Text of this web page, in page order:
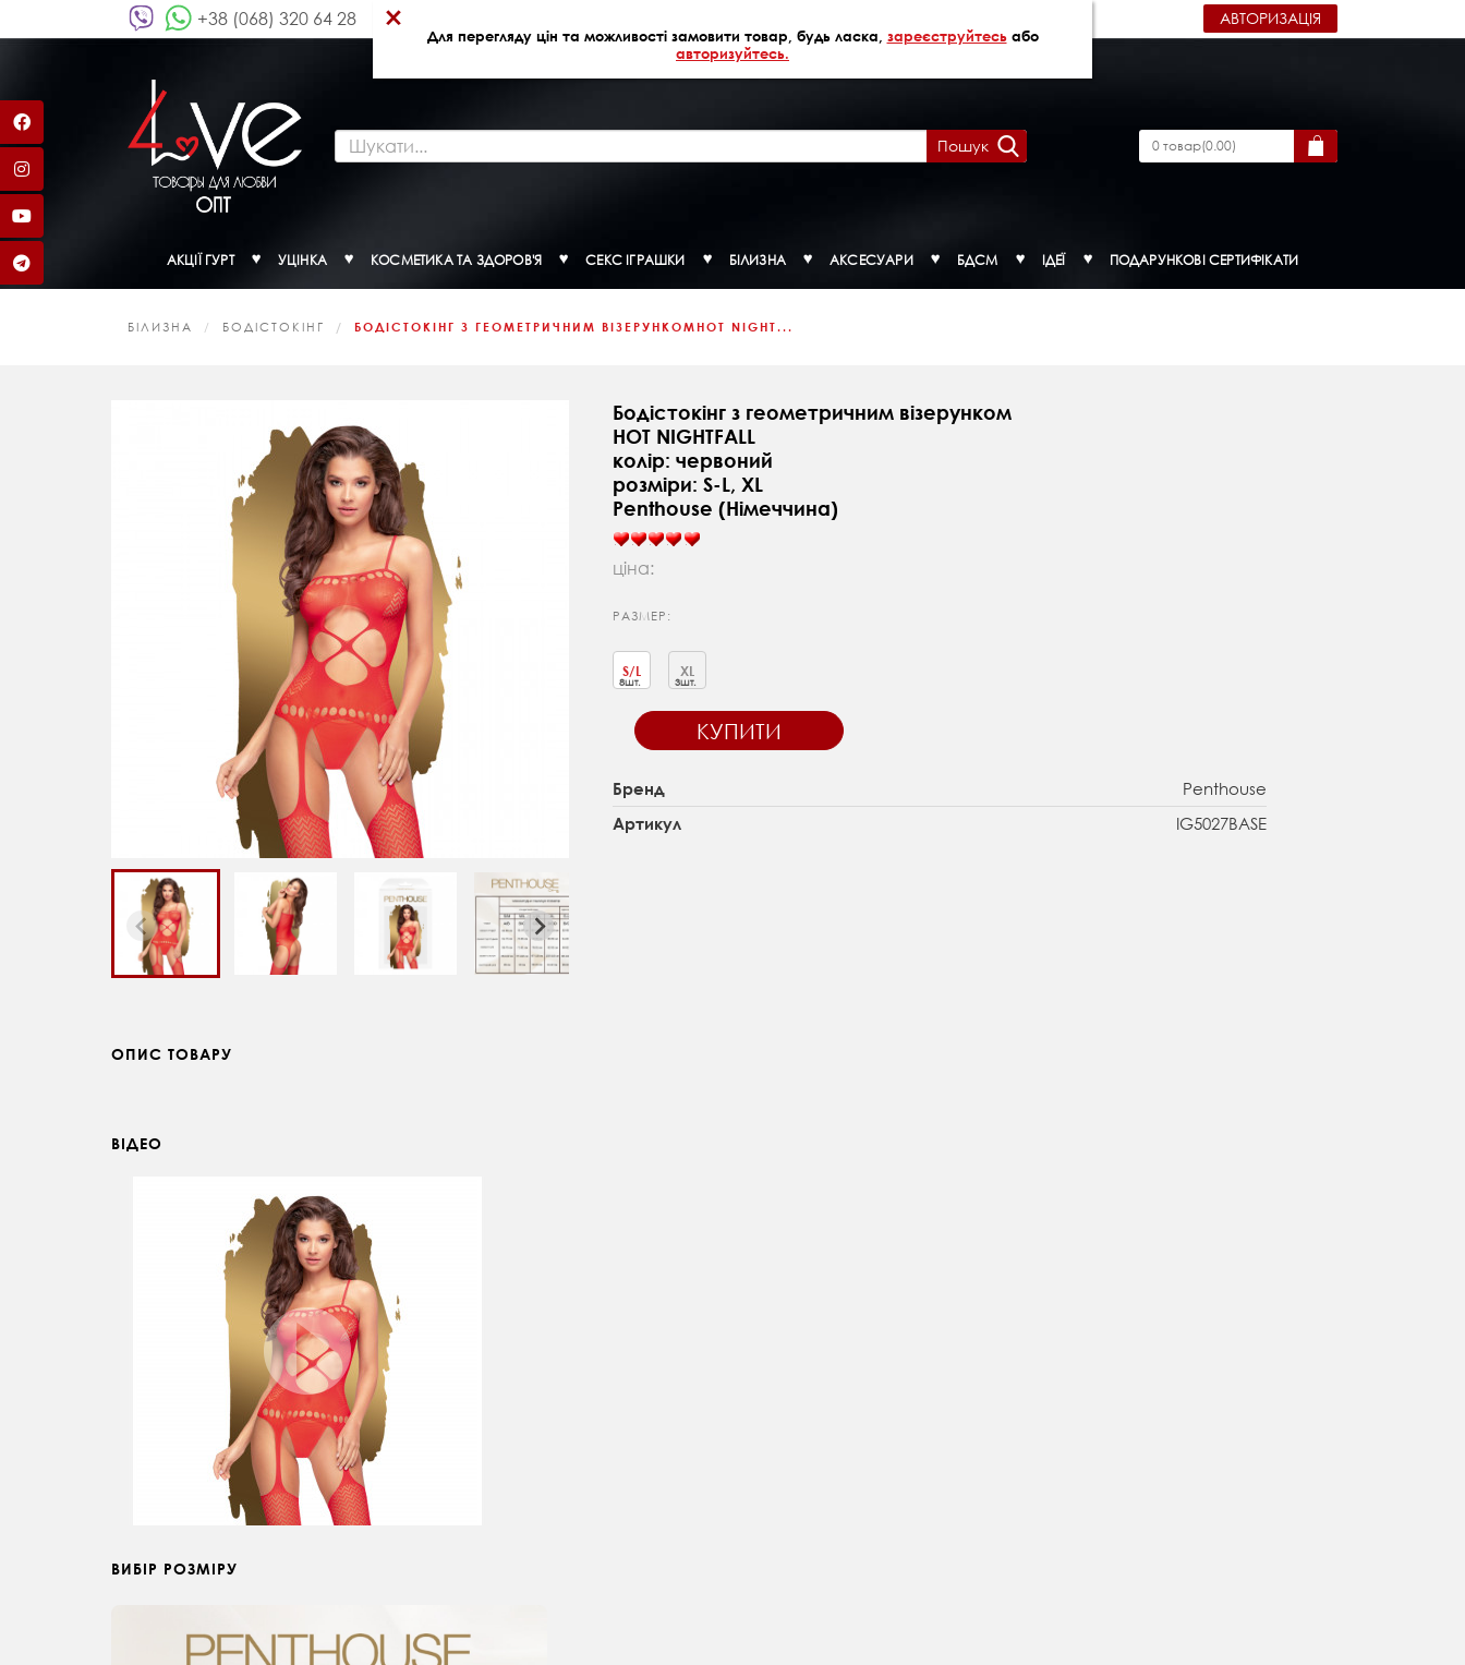
Для перегляду цін та можливості замовити товар, будь ласка, зареєструйтесьабо
авторизуйтесь.
×
+38 (068) 320 64 28 АВТОРИЗАЦІЯ
Пошук 0товар(0.00)
АКЦІЇ ГУРТ УЦІНКА КОСМЕТИКА ТА ЗДОРОВ'Я СЕКС ІГРАШКИ БІЛИЗНА АКСЕСУАРИ БДСМ ІДЕЇ ПОДАРУНКОВІ СЕРТИФІКАТИ
БІЛИЗНА БОДІСТОКІНГ БОДІСТОКІНГ З ГЕОМЕТРИЧНИМ ВІЗЕРУНКОМHOT NIGHT...
Бодістокінг з геометричним візерунком
HOT NIGHTFALL
колір: червоний
розміри: S-L, XL
Penthouse (Німеччина)
ціна:
РАЗМЕР:
8шт.
S/L
3шт.
XL
КУПИТИ
Бренд Penthouse
Артикул IG5027BASE
ОПИС ТОВАРУ
ВІДЕО
ВИБІР РОЗМІРУ